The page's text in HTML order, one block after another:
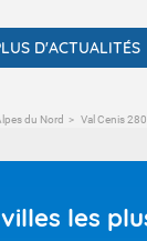
D'ACTUALITÉS
du Nord Val Cenis
les